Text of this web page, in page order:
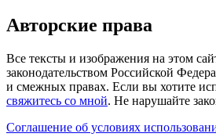
Авторские права
Все тексты и изображения на этом
законодательством Российской
и смежных правах. Если вы хотите
свяжитесь со мной. Не нарушайте
Соглашение об условиях